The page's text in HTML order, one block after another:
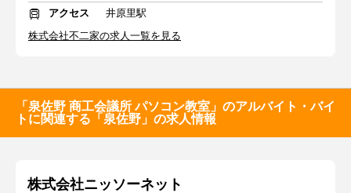
アクセス
井原里駅
株式会社不二家の求人一覧を見る
「泉佐野 商工会議所 パソコン教室」のアルバイト・バイ
トに関連する「泉佐野」の求人情報
株式会社ニッソーネット